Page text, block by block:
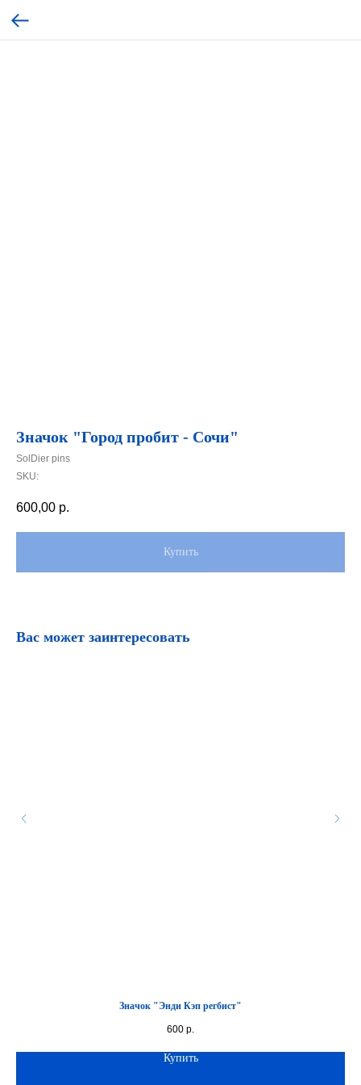
Значок "Город пробит - Сочи"
SolDier pins
SKU:
600,00 р.
Купить
Вас может заинтересовать
Значок "Энди Кэп регбист"
600 р.
Купить